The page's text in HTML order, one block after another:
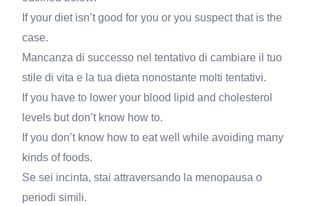
If your diet isn’t good for you or you suspect that is the
case.
Mancanza di successo nel tentativo di cambiare il tuo
stile di vita e la tua dieta nonostante molti tentativi.
If you have to lower your blood lipid and cholesterol
levels but don’t know how to.
If you don’t know how to eat well while avoiding many
kinds of foods.
Se sei incinta, stai attraversando la menopausa o
periodi simili.